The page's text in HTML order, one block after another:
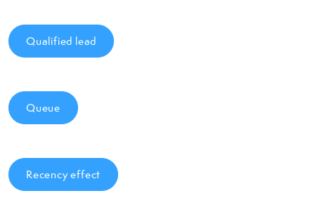
Qualified lead
Queue
Recency effect